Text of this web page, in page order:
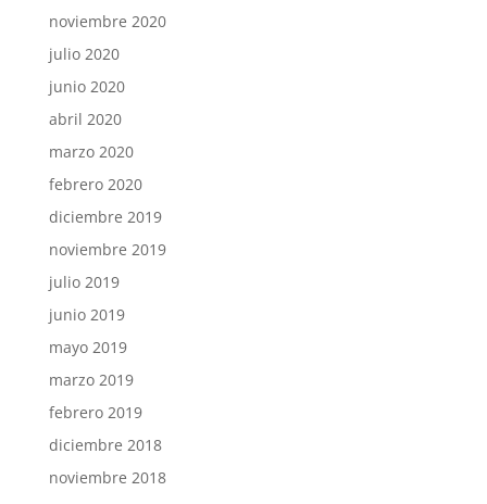
noviembre 2020
julio 2020
junio 2020
abril 2020
marzo 2020
febrero 2020
diciembre 2019
noviembre 2019
julio 2019
junio 2019
mayo 2019
marzo 2019
febrero 2019
diciembre 2018
noviembre 2018